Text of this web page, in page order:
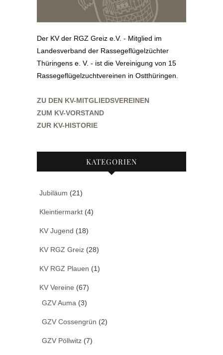
Der KV der RGZ Greiz e.V. - Mitglied im
Landesverband der Rassegeflügelzüchter
Thüringens e. V. - ist die Vereinigung von 15
Rassegeflügelzuchtvereinen in Ostthüringen.
ZU DEN KV-MITGLIEDSVEREINEN
ZUM KV-VORSTAND
ZUR KV-HISTORIE
KATEGORIEN
Jubiläum (21)
Kleintiermarkt (4)
KV Jugend (18)
KV RGZ Greiz (28)
KV RGZ Plauen (1)
KV Vereine (67)
GZV Auma (3)
GZV Cossengrün (2)
GZV Pöllwitz (7)